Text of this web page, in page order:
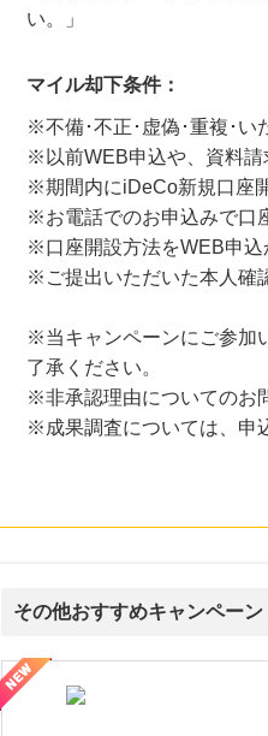
い。」
マイル却下条件：
※不備･不正･虚偽･重複･い
※以前WEB申込や、資料請
※期間内にiDeCo新規口座
※お電話でのお申込みで口
※口座開設方法をWEB申
※ご提出いただいた本人確
※当キャンペーンにご参加
了承ください。
※非承認理由についてのお
※成果調査については、申
その他おすすめキャンペーン
の美を応援しています
トレンドMoney】相談プロモーショ